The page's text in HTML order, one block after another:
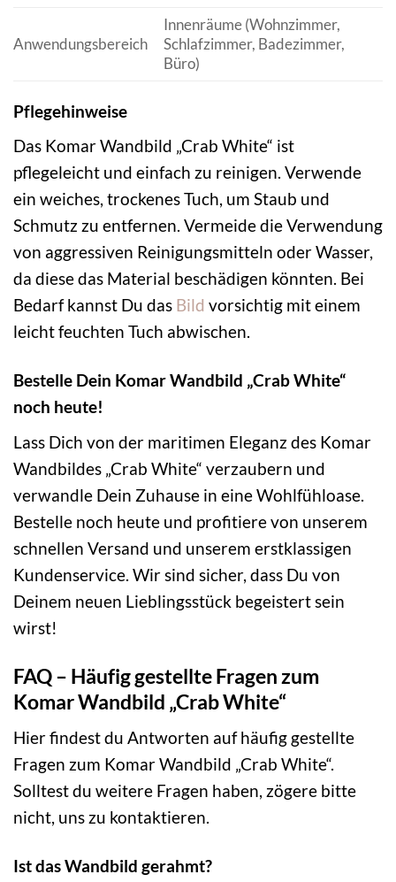
Anwendungsbereich
Innenräume (Wohnzimmer,
Schlafzimmer, Badezimmer,
Büro)
Pflegehinweise
Das Komar Wandbild „Crab White“ ist
pflegeleicht und einfach zu reinigen. Verwende
ein weiches, trockenes Tuch, um Staub und
Schmutz zu entfernen. Vermeide die Verwendung
von aggressiven Reinigungsmitteln oder Wasser,
da diese das Material beschädigen könnten. Bei
Bedarf kannst Du das Bild vorsichtig mit einem
leicht feuchten Tuch abwischen.
Bestelle Dein Komar Wandbild „Crab White“
noch heute!
Lass Dich von der maritimen Eleganz des Komar
Wandbildes „Crab White“ verzaubern und
verwandle Dein Zuhause in eine Wohlfühloase.
Bestelle noch heute und profitiere von unserem
schnellen Versand und unserem erstklassigen
Kundenservice. Wir sind sicher, dass Du von
Deinem neuen Lieblingsstück begeistert sein
wirst!
FAQ – Häufig gestellte Fragen zum
Komar Wandbild „Crab White“
Hier findest du Antworten auf häufig gestellte
Fragen zum Komar Wandbild „Crab White“.
Solltest du weitere Fragen haben, zögere bitte
nicht, uns zu kontaktieren.
Ist das Wandbild gerahmt?